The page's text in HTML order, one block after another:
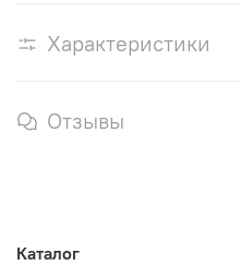
Характеристики
Отзывы
Каталог